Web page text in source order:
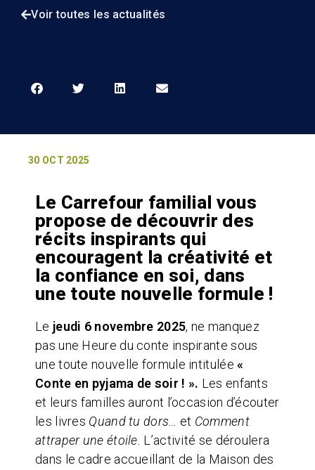
Voir toutes les actualités
30 OCT 2025
Le Carrefour familial vous
propose de découvrir des
récits inspirants qui
encouragent la créativité et
la confiance en soi, dans
une toute nouvelle formule !
Le jeudi 6 novembre 2025, ne manquez
pas une Heure du conte inspirante sous
une toute nouvelle formule intitulée«
Conte en pyjama de soir ! ». Les enfants
et leurs familles auront l’occasion d’écouter
les livres Quand tu dors… et Comment
attraper une étoile. L’activité se déroulera
dans le cadre accueillant de la Maison des